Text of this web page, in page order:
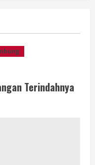
Terindahnya